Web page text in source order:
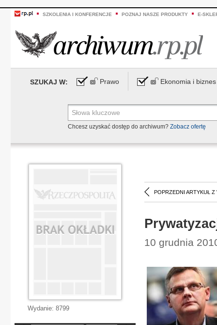
SZKOLENIA I KONFERENCJE POZNAJ NASZE PRODUKTY E-
SZUKAJ W: Prawo Ekonomia i biznes
Chcesz uzyskać dostęp do archiwum? Zobacz ofertę
POPRZEDNI ARTYKUŁ Z
10 grudnia
Wydanie: 8799